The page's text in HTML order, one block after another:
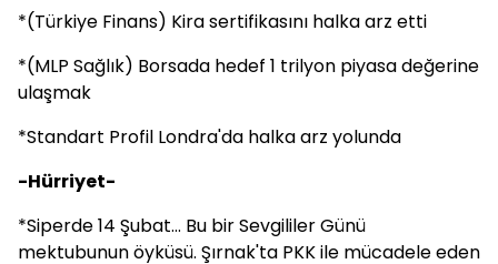
*(Türkiye Finans) Kira sertifikasını halka arz etti
*(MLP Sağlık) Borsada hedef 1 trilyon piyasa değerine
ulaşmak
*Standart Profil Londra'da halka arz yolunda
-Hürriyet-
*Siperde 14 Şubat... Bu bir Sevgililer Günü
mektubunun öyküsü. Şırnak'ta PKK ile mücadele eden